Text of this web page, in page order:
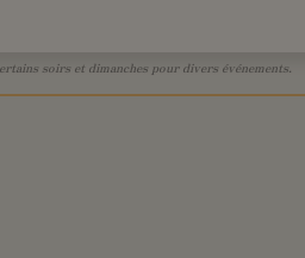
soirs et dimanches pour divers événements.